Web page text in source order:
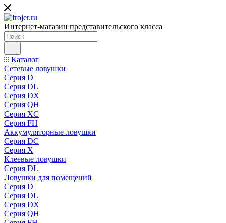
Интернет-магазин представительского класса
Каталог
Сетевые ловушки
Серия D
Серия DL
Серия DX
Серия QH
Серия XC
Серия FH
Аккумуляторные ловушки
Серия DC
Серия X
Клеевые ловушки
Серия DL
Ловушки для помещений
Серия D
Серия DL
Серия DX
Серия QH